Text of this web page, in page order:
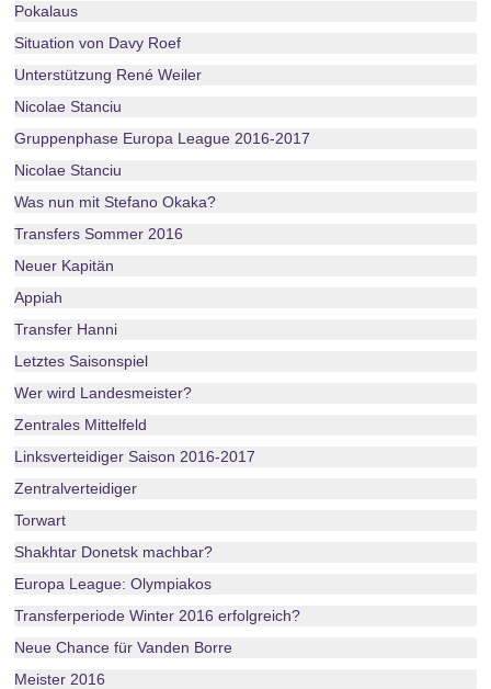
Pokalaus
Situation von Davy Roef
Unterstützung René Weiler
Nicolae Stanciu
Gruppenphase Europa League 2016-2017
Nicolae Stanciu
Was nun mit Stefano Okaka?
Transfers Sommer 2016
Neuer Kapitän
Appiah
Transfer Hanni
Letztes Saisonspiel
Wer wird Landesmeister?
Zentrales Mittelfeld
Linksverteidiger Saison 2016-2017
Zentralverteidiger
Torwart
Shakhtar Donetsk machbar?
Europa League: Olympiakos
Transferperiode Winter 2016 erfolgreich?
Neue Chance für Vanden Borre
Meister 2016